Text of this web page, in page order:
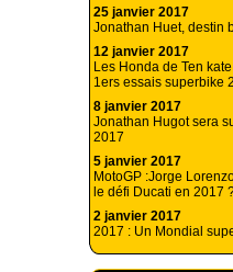
25 janvier 2017
Jonathan Huet, destin
12 janvier 2017
Les Honda de Ten
1ers essais superbike
8 janvier 2017
Jonathan Hugot sera
2017
5 janvier 2017
MotoGP :Jorge
le défi Ducati en 2017
2 janvier 2017
2017 : Un Mondial